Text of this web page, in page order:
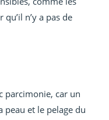
n’y a pas de
parcimonie, car un
peau et le pelage du